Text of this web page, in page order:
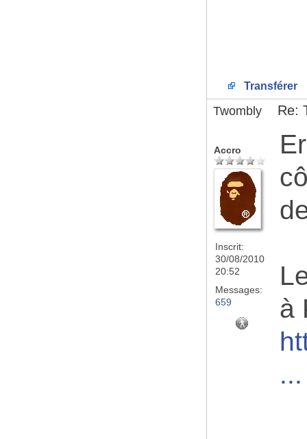
Transférer
Twombly Re:
Accro
Inscrit:
30/08/2010
20:52
Messages:
659
à